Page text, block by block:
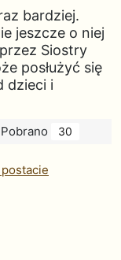
bardziej.
jeszcze o niej
Siostry
posłużyć się
dzieci i
Pobrano 30